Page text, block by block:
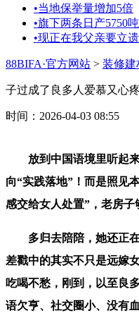
•当地保举量增加5倍
•旗下两条日产5750
•现正在我父亲要立
88BIFA·官方网站 > 装修建
子过成了良多人爱慕又心
时间：2026-04-03 08:55
放到中国语境里听起来
向“实践落地”！而是照见
感交给女人处置”，老房子
多归去陪陪，她还正在
差戳中的其实不只是远嫁
吃喝不愁，刚到，以至良
语欠亨、社交圈小、没有